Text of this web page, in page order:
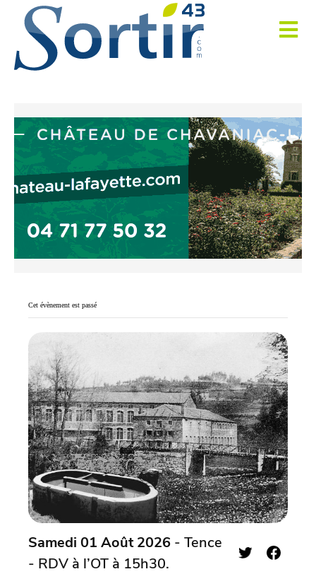
Cet évènement est passé
Samedi 01 Août 2026 - Tence
- RDV à l’OT à 15h30.